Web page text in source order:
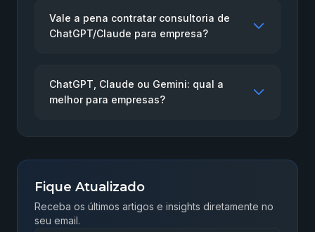
Vale a pena contratar consultoria de
ChatGPT/Claude para empresa?
ChatGPT, Claude ou Gemini: qual a
melhor para empresas?
Fique Atualizado
Receba os últimos artigos e insights diretamente no
seu email.